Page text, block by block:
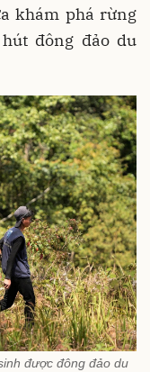
khám phá rừng
đông đảo du
được đông đảo du